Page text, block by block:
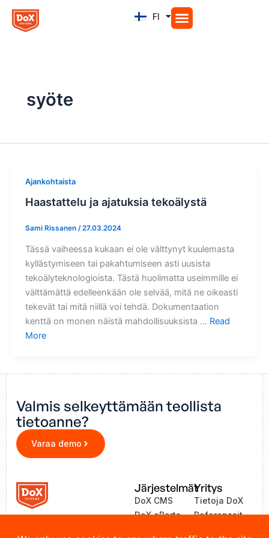
Siirry
sisältöön
FI
EN
syöte
Ajankohtaista
Haastattelu ja ajatuksia tekoälystä
Sami Rissanen /27.03.2024
Tässä vaiheessa kukaan ei ole välttynyt kuulemasta
kyllästymiseen tai pakahtumiseen asti uusista
tekoälyteknologioista. Tästä huolimatta useimmille ei
välttämättä edelleenkään ole selvää, mitä ne oikeasti
tekevät tai mitä niillä voi tehdä. Dokumentaation
kenttä on monen näistä mahdollisuuksista … Read
More
Valmis selkeyttämään teollista
tietoanne?
Varaa demo
Järjestelmät
DoX CMS
DoX eParts
Yritys
Tietoja DoX
Referenssit